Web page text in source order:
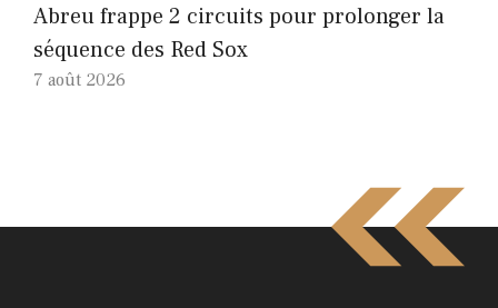
Abreu frappe 2 circuits pour prolonger la
séquence des Red Sox
7 août 2026